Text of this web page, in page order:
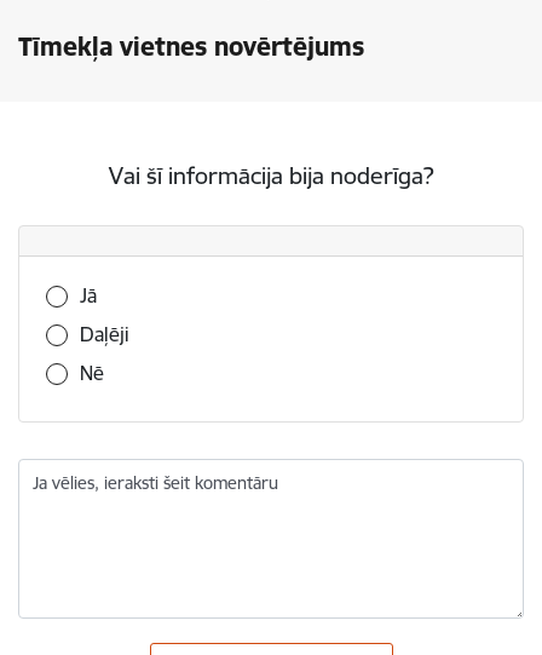
Tīmekļa vietnes novērtējums
Vai šī informācija bija noderīga?
Vai šī informācija bija noderīga?
Jā
Daļēji
Nē
Ja vēlies, ieraksti šeit komentāru